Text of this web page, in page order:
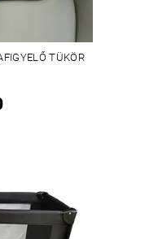
TÜKÖR